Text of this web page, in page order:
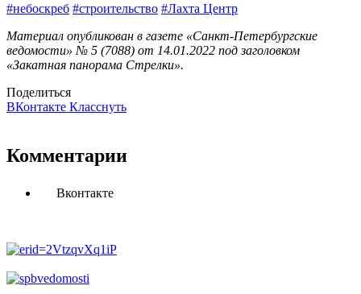
#небоскреб #строительство #Лахта Центр
Материал опубликован в газете «Санкт-Петербургские
ведомости» № 5 (7088) от 14.01.2022 под заголовком
«Закатная панорама Стрелки».
Поделиться
ВКонтакте Класснуть
Комментарии
Вконтакте